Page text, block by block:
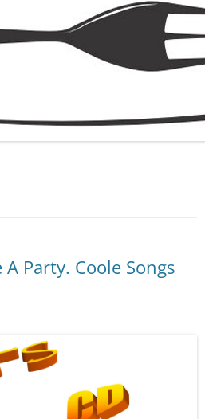
Party. Coole Songs